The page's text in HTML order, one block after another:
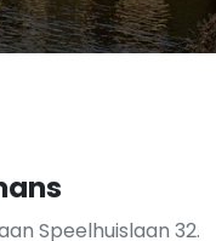
Speelhuislaan 32.